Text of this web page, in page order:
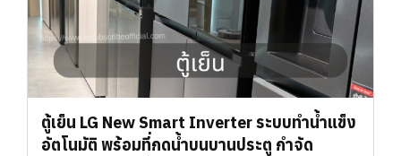
ตู้เย็น LG New Smart Inverter ระบบทำน้ำแข็ง
อัตโนมัติ พร้อมที่กดน้ำบนบานประตู กำจัด